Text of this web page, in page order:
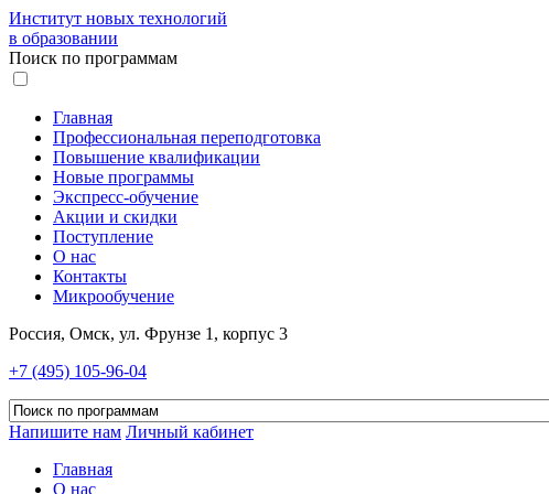
Институт новых технологий
в образовании
Поиск по программам
Главная
Профессиональная переподготовка
Повышение квалификации
Новые программы
Экспресс-обучение
Акции и скидки
Поступление
О нас
Контакты
Микрообучение
Россия, Омск, ул. Фрунзе 1, корпус 3
+7 (495) 105-96-04
Напишите нам Личный кабинет
Главная
О нас